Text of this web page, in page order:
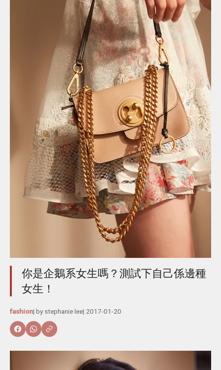
你是企鵝系女生嗎？測試下自己係邊種
女生！
fashion| by stephanie lee| 2017-01-20